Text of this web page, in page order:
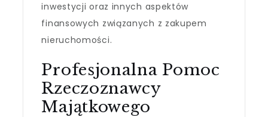
inwestycji oraz innych aspektów
finansowych związanych z zakupem
nieruchomości.
Profesjonalna Pomoc
Rzeczoznawcy
Majątkowego